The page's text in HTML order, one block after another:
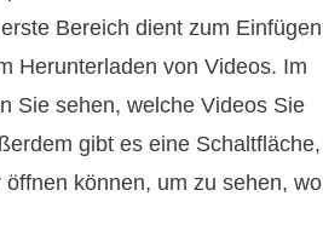
Bereich dient zum Einfügen
Herunterladen von Videos. Im
Sie sehen, welche Videos Sie
gibt es eine Schaltfläche,
können, um zu sehen, wo